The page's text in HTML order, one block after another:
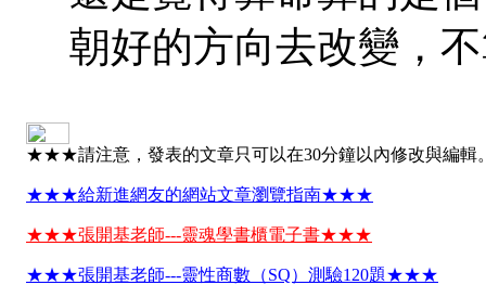
朝好的方向去改變，
★★★請注意，發表的文章只可以在30分鐘以內修改與編
★★★給新進網友的網站文章瀏覽指南★★★
★★★張開基老師---靈魂學書櫃電子書★★★
★★★張開基老師---靈性商數（SQ）測驗120題★★★